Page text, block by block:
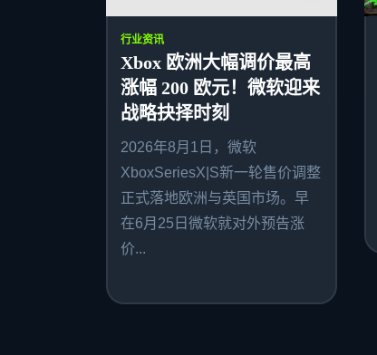
行业资讯
Xbox 欧洲大幅调价最高
涨幅 200 欧元！微软迎来
战略抉择时刻
2026年8月1日，微软
XboxSeriesX|S新一轮售价调整
正式落地欧洲与英国市场。早
在6月25日微软就对外预告涨
价...